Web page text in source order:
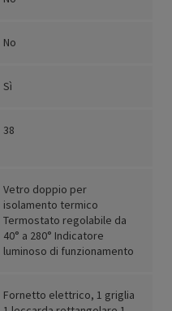
No
Sì
38
Vetro doppio per
isolamento termico
Termostato regolabile da
40° a 280° Indicatore
luminoso di funzionamento
Fornetto elettrico, 1 griglia